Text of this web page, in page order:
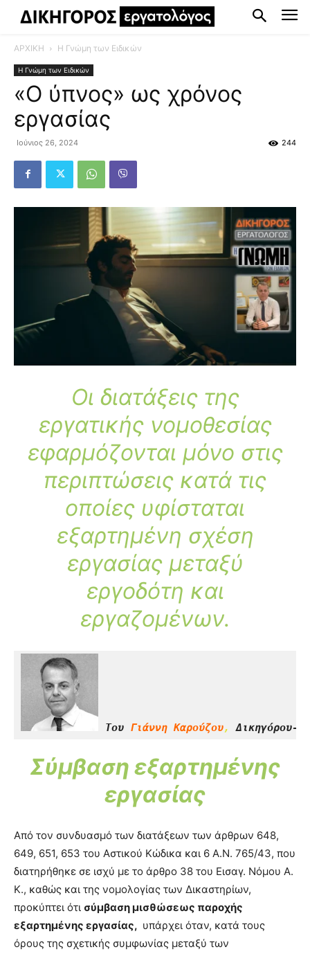
ΑΡΧΙΚΗ Η Γνώμη των Ειδικών
Η Γνώμη των Ειδικών
«Ο ύπνος» ως χρόνος
εργασίας
Ιούνιος 26, 2024 244
Oι διατάξεις της
εργατικής νομοθεσίας
εφαρμόζονται μόνο στις
περιπτώσεις κατά τις
οποίες υφίσταται
εξαρτημένη σχέση
εργασίας μεταξύ
εργοδότη και
εργαζομένων.
Του Γιάννη Καρούζου, Δικηγόρου-
Σύμβαση εξαρτημένης
εργασίας
Από τον συνδυασμό των διατάξεων των άρθρων 648,
649, 651, 653 του Αστικού Κώδικα και 6 Α.Ν. 765/43, που
διατηρήθηκε σε ισχύ με το άρθρο 38 του Εισαγ. Νόμου Α.
Κ., καθώς και της νομολογίας των Δικαστηρίων,
προκύπτει ότι σύμβαση μισθώσεως παροχής
εξαρτημένης εργασίας, υπάρχει όταν, κατά τους
όρους της σχετικής συμφωνίας μεταξύ των